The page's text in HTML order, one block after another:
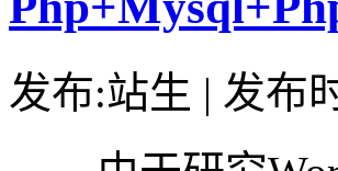
发布:站生 | 发布